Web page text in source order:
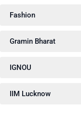
Fashion
Gramin Bharat
IGNOU
IIM Lucknow